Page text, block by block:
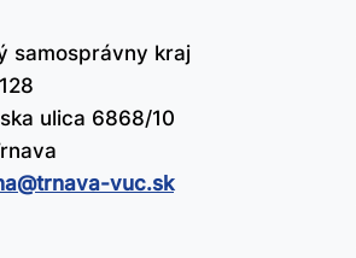
samosprávny kraj
ulica 6868/10
vuc.sk